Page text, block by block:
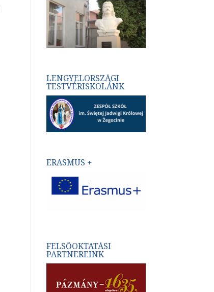
LENGYELORSZÁGI
TESTVÉRISKOLÁNK
ERASMUS +
FELSŐOKTATÁSI
PARTNEREINK